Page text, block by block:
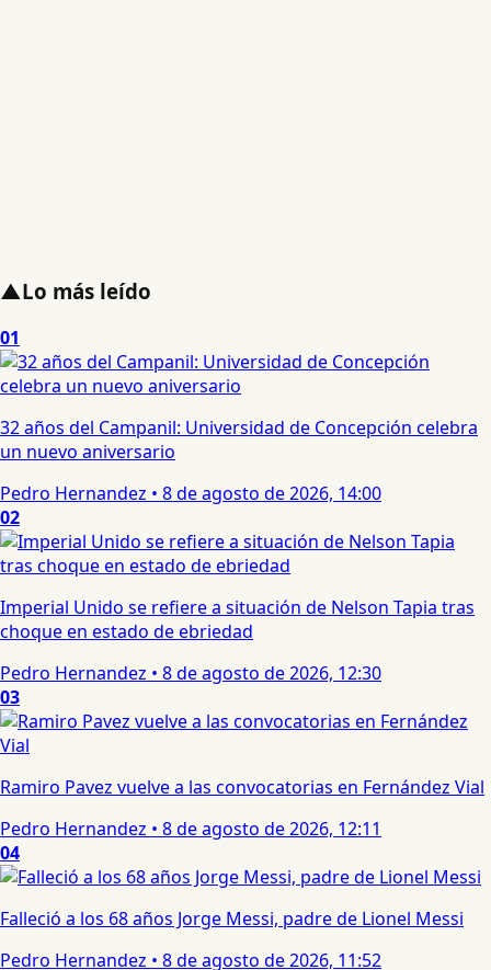
▲Lo más leído
01
32 años del Campanil: Universidad de Concepción celebra
un nuevo aniversario
Pedro Hernandez • 8 de agosto de 2026, 14:00
02
Imperial Unido se refiere a situación de Nelson Tapia tras
choque en estado de ebriedad
Pedro Hernandez • 8 de agosto de 2026, 12:30
03
Ramiro Pavez vuelve a las convocatorias en Fernández Vial
Pedro Hernandez • 8 de agosto de 2026, 12:11
04
Falleció a los 68 años Jorge Messi, padre de Lionel Messi
Pedro Hernandez • 8 de agosto de 2026, 11:52